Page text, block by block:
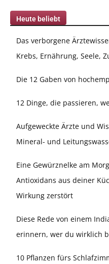
Heute beliebt
Das verborgene
Krebs, Ernährung, Seele,
Die 12 Gaben von
12 Dinge, die passieren,
Aufgeweckte Ärzte und
Mineral- und
Eine Gewürznelke am
Antioxidans aus deiner
Wirkung zerstört
Diese Rede von einem
erinnern, wer du wirklich
10 Pflanzen fürs